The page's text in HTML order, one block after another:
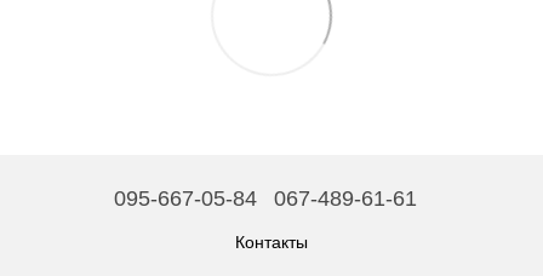
095-667-05-84 067-489-61-61
Контакты